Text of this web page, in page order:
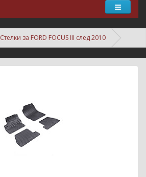
Стелки за FORD FOCUS III след 2010